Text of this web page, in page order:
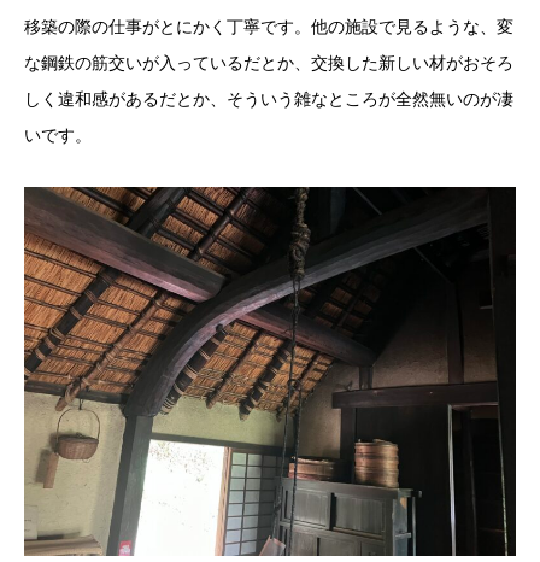
移築の際の仕事がとにかく丁寧です。他の施設で見るような、変
な鋼鉄の筋交いが入っているだとか、交換した新しい材がおそろ
しく違和感があるだとか、そういう雑なところが全然無いのが凄
いです。